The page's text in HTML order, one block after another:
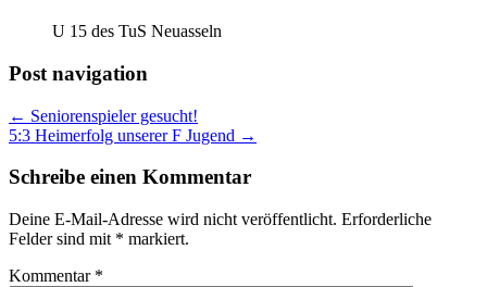
U 15 des TuS Neuasseln
Post navigation
← Seniorenspieler gesucht!
5:3 Heimerfolg unserer F Jugend →
Schreibe einen Kommentar
Deine E-Mail-Adresse wird nicht veröffentlicht. Erforderliche
Felder sind mit * markiert.
Kommentar *